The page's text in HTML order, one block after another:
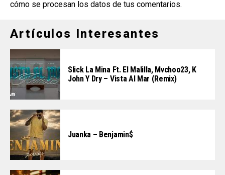
cómo se procesan los datos de tus comentarios.
Artículos Interesantes
Slick La Mina Ft. El Malilla, Mvchoo23, K
John Y Dry – Vista Al Mar (Remix)
Juanka – Benjamin$